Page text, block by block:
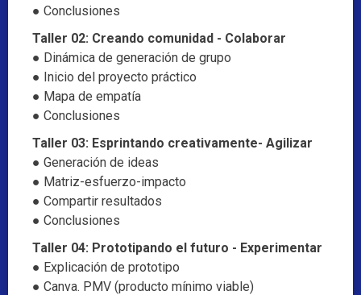
● Conclusiones
Taller 02: Creando comunidad - Colaborar
● Dinámica de generación de grupo
● Inicio del proyecto práctico
● Mapa de empatía
● Conclusiones
Taller 03: Esprintando creativamente- Agilizar
● Generación de ideas
● Matriz-esfuerzo-impacto
● Compartir resultados
● Conclusiones
Taller 04: Prototipando el futuro - Experimentar
● Explicación de prototipo
● Canva. PMV (producto mínimo viable)